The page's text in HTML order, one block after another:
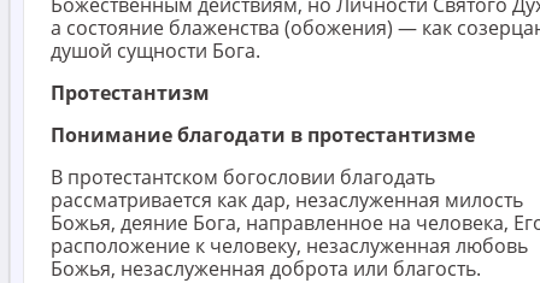
а состояние блаженства (обожения) — как
душой сущности Бога.
Протестантизм
Понимание благодати в протестантизме
В протестантском богословии благодать
рассматривается как дар, незаслуженная милость
Божья, деяние Бога, направленное на человека,
расположение к человеку, незаслуженная любовь
Божья, незаслуженная доброта или благость.